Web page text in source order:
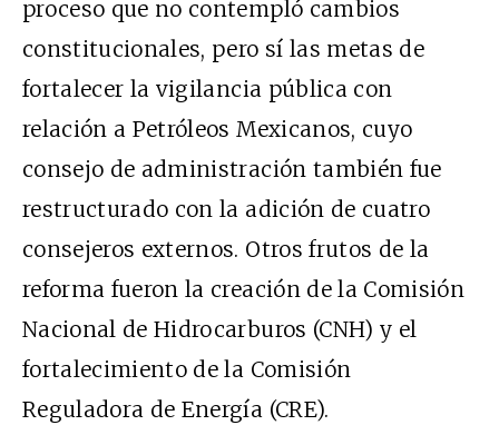
proceso que no contempló cambios
constitucionales, pero sí las metas de
fortalecer la vigilancia pública con
relación a Petróleos Mexicanos, cuyo
consejo de administración también fue
restructurado con la adición de cuatro
consejeros externos. Otros frutos de la
reforma fueron la creación de la Comisión
Nacional de Hidrocarburos (CNH) y el
fortalecimiento de la Comisión
Reguladora de Energía (CRE).